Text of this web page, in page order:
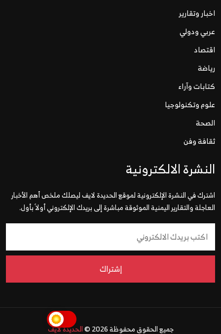
اخبار وتقارير
عربي ودولي
اقتصاد
رياضة
كتابات وآراء
علوم وتكنولوجيا
الصحة
ثقافة وفن
النشرة الالكترونية
اشترك في النشرة الإلكترونية لموقع الحديدة لايف ليصلك ملخص أهم الأخبار
العاجلة والتقارير اليمنية الموثوقة مباشرة إلى بريدك الإلكتروني أولاً بأول.
إشتراك
جميع الحقوق محفوظة 2026 © الحديدة لايف